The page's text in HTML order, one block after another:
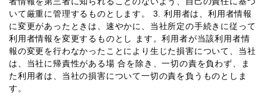
いて厳重に管理するものとします。 3. 利⽤者は、利⽤者情報
に変更があったときは、速やかに、当社所定の⼿続きに従って
利⽤者情報を変更するものとし ます。利⽤者が当該利⽤者情
報の変更を⾏わなかったことにより⽣じた損害について、当社
は、当社に帰責性がある場 合を除き、⼀切の責を負わず、ま
た利⽤者は、当社の損害について⼀切の責を負うものとしま
す。